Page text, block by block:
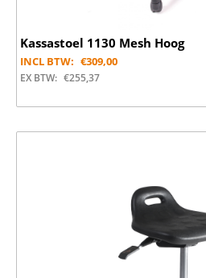
Kassastoel 1130 Mesh Hoog
INCL BTW: €309,00
EX BTW: €255,37